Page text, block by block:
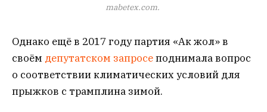
mabetex.com.
Однако ещё в 2017 году партия «Ак жол» в
своём депутатском запросеподнимала вопрос
о соответствии климатических условий для
прыжков с трамплина зимой.